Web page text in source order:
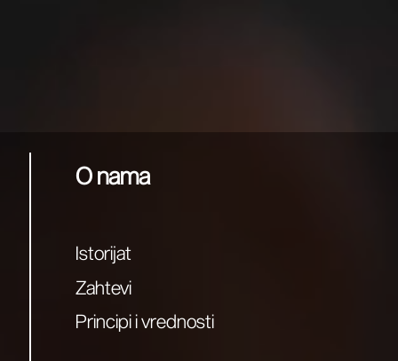
O nama
Istorijat
Zahtevi
Principi i vrednosti